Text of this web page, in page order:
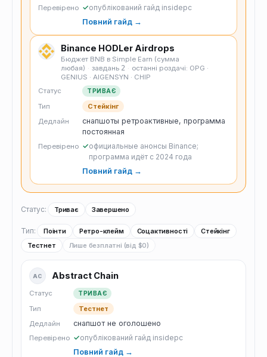
Перевірено ✓опублікований гайд insidepc
Повний гайд →
Binance HODLer Airdrops
Бюджет BNB в Simple Earn (сумма
любая) · завдань 2 · останні роздачі: OPG ·
GENIUS · AIGENSYN · CHIP
Статус
ТРИВАЄ
Тип
Стейкінг
Дедлайн
снапшоты ретроактивные, программа
постоянная
Перевірено ✓официальные анонсы Binance;
программа идёт с 2024 года
Повний гайд →
Статус: Триває Завершено
Тип: Поінти Ретро-клейм Соцактивності
Стейкінг
Тестнет
Лише безплатні (від $0)
AC Abstract Chain
Статус ТРИВАЄ
Тип
Тестнет
Дедлайн
снапшот не оголошено
Перевірено ✓опублікований гайд insidepc
Повний гайд →